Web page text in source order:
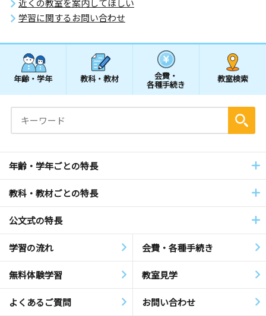
近くの教室を案内してほしい
学習に関するお問い合わせ
年齢・学年 教科・教材 会費・
各種手続き
教室検索
年齢・学年ごとの特長
教科・教材ごとの特長
公文式の特長
学習の流れ 会費・各種手続き
無料体験学習 教室見学
よくあるご質問 お問い合わせ